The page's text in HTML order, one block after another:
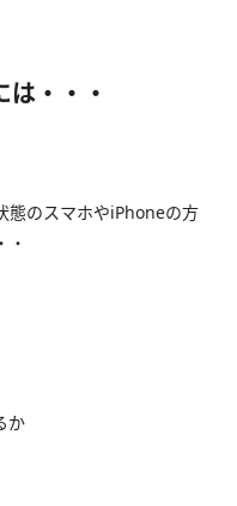
・・・
態のスマホやiPhoneの方
・
か